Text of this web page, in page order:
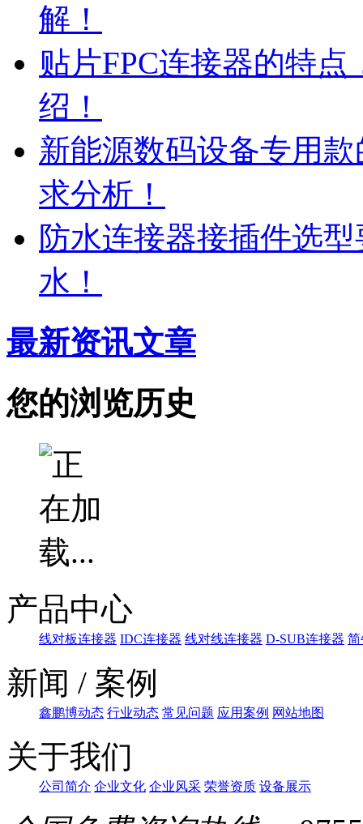
解！
贴片FPC连接器的特
绍！
新能源数码设备专用
求分析！
防水连接器接插件选
水！
最新资讯文章
您的浏览历史
产品中心
线对板连接器 IDC连接器 线对线连接器 D-SUB连接器 简
新闻 / 案例
鑫鹏博动态 行业动态 常见问题 应用案例 网站地图
关于我们
公司简介 企业文化 企业风采 荣誉资质 设备展示